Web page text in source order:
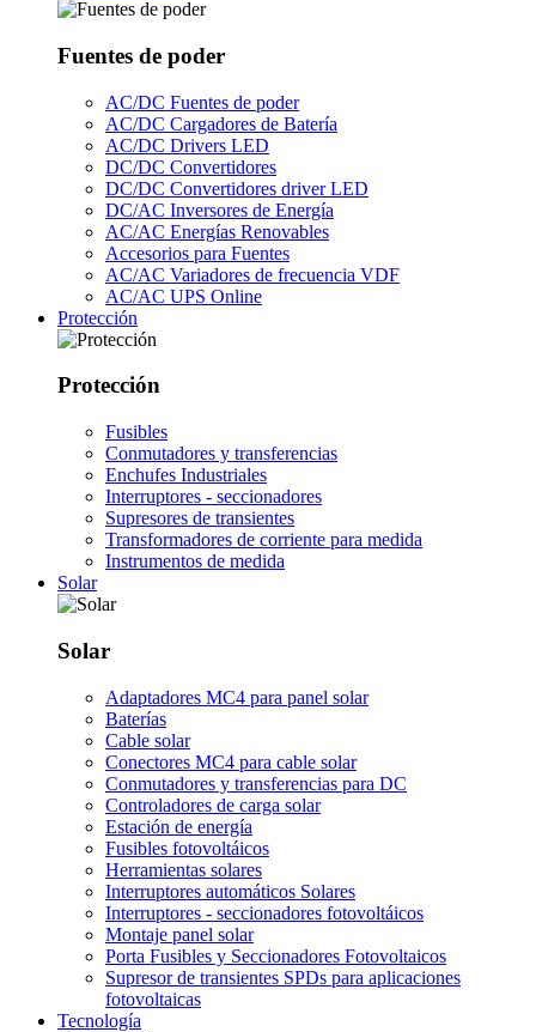
Fuentes de poder
AC/DC Fuentes de poder
AC/DC Cargadores de Batería
AC/DC Drivers LED
DC/DC Convertidores
DC/DC Convertidores driver LED
DC/AC Inversores de Energía
AC/AC Energías Renovables
Accesorios para Fuentes
AC/AC Variadores de frecuencia VDF
AC/AC UPS Online
Protección
Protección
Fusibles
Conmutadores y transferencias
Enchufes Industriales
Interruptores - seccionadores
Supresores de transientes
Transformadores de corriente para medida
Instrumentos de medida
Solar
Solar
Adaptadores MC4 para panel solar
Baterías
Cable solar
Conectores MC4 para cable solar
Conmutadores y transferencias para DC
Controladores de carga solar
Estación de energía
Fusibles fotovoltáicos
Herramientas solares
Interruptores automáticos Solares
Interruptores - seccionadores fotovoltáicos
Montaje panel solar
Porta Fusibles y Seccionadores Fotovoltaicos
Supresor de transientes SPDs para aplicaciones
fotovoltaicas
Tecnología